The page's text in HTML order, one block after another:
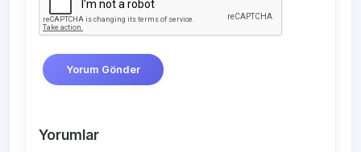
Yorum Gönder
Yorumlar